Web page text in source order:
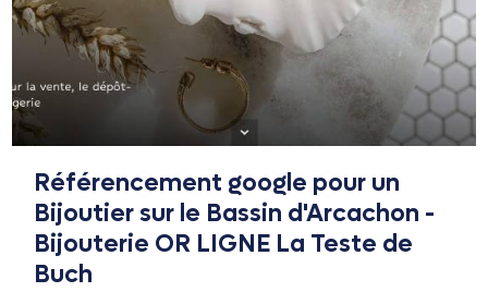
Référencement google pour un
Bijoutier sur le Bassin d'Arcachon -
Bijouterie OR LIGNE La Teste de
Buch